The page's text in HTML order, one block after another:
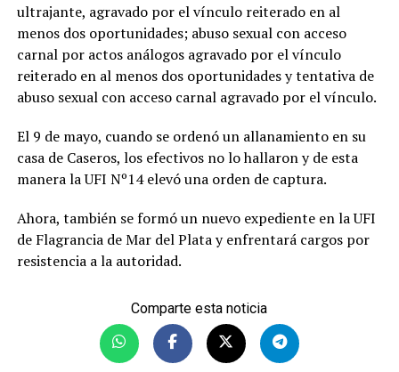
ultrajante, agravado por el vínculo reiterado en al
menos dos oportunidades; abuso sexual con acceso
carnal por actos análogos agravado por el vínculo
reiterado en al menos dos oportunidades y tentativa de
abuso sexual con acceso carnal agravado por el vínculo.
El 9 de mayo, cuando se ordenó un allanamiento en su
casa de Caseros, los efectivos no lo hallaron y de esta
manera la UFI Nº14 elevó una orden de captura.
Ahora, también se formó un nuevo expediente en la UFI
de Flagrancia de Mar del Plata y enfrentará cargos por
resistencia a la autoridad.
Comparte esta noticia